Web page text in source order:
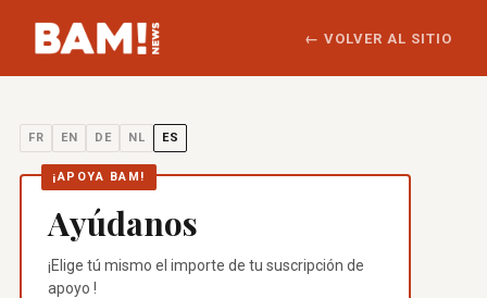
← VOLVER AL SITIO
FR EN DE NL ES
¡APOYA BAM!
Ayúdanos
¡Elige tú mismo el importe de tu suscripción de
apoyo !